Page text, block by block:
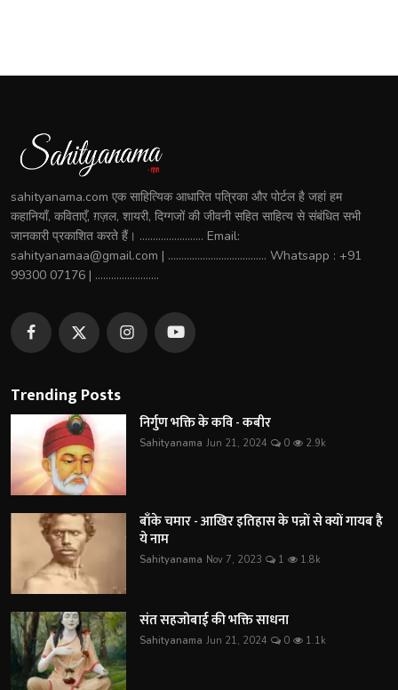
sahityanama.com एक साहित्यिक आधारित पत्रिका और पोर्टल है जहां हम
कहानियाँ, कविताएँ, ग़ज़ल, शायरी, दिग्गजों की जीवनी सहित साहित्य से संबंधित सभी
जानकारी प्रकाशित करते हैं। ........................ Email:
sahityanamaa@gmail.com | ..................................... Whatsapp : +91
99300 07176 | ........................
Trending Posts
निर्गुण भक्ति के कवि - कबीर
Sahityanama Jun 21, 2024 0 2.9k
बाँके चमार - आखिर इतिहास के पन्नों से क्यों गायब है
ये नाम
Sahityanama Nov 7, 2023 1 1.8k
संत सहजोबाई की भक्ति साधना
Sahityanama Jun 21, 2024 0 1.1k